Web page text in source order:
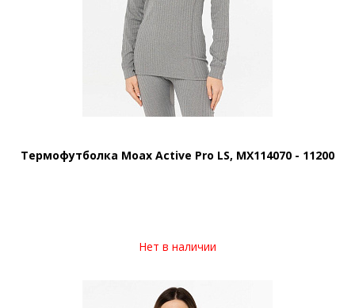
Термофутболка Moax Active Pro LS, MX114070 - 11200
Нет в наличии